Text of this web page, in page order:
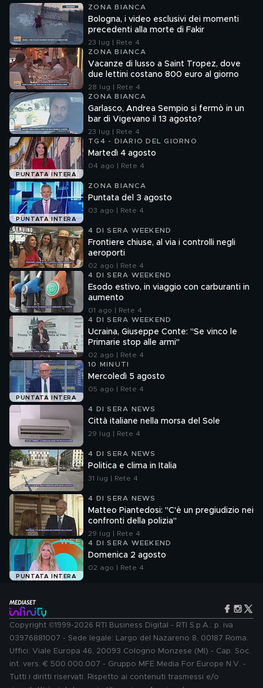
ZONA BIANCA
Bologna, i video esclusivi dei momenti
precedenti alla morte di Fakir
23 lug | Rete 4
ZONA BIANCA
Vacanze di lusso a Saint Tropez, dove
due lettini costano 800 euro al giorno
28 lug | Rete 4
ZONA BIANCA
Garlasco, Andrea Sempio si fermò in un
bar di Vigevano il 13 agosto?
23 lug | Rete 4
PUNTATA INTERA
TG4 - DIARIO DEL GIORNO
Martedì 4 agosto
04 ago | Rete 4
PUNTATA INTERA
ZONA BIANCA
Puntata del 3 agosto
03 ago | Rete 4
4 DI SERA WEEKEND
Frontiere chiuse, al via i controlli negli
aeroporti
02 ago | Rete 4
4 DI SERA WEEKEND
Esodo estivo, in viaggio con carburanti in
aumento
01 ago | Rete 4
4 DI SERA WEEKEND
Ucraina, Giuseppe Conte: "Se vinco le
Primarie stop alle armi"
02 ago | Rete 4
PUNTATA INTERA
10 MINUTI
Mercoledì 5 agosto
05 ago | Rete 4
4 DI SERA NEWS
Città italiane nella morsa del Sole
29 lug | Rete 4
4 DI SERA NEWS
Politica e clima in Italia
31 lug | Rete 4
4 DI SERA NEWS
Matteo Piantedosi: "C'è un pregiudizio nei
confronti della polizia"
29 lug | Rete 4
PUNTATA INTERA
4 DI SERA WEEKEND
Domenica 2 agosto
02 ago | Rete 4
Copyright ©1999-2026 RTI Business Digital - RTI S.p.A.: p. iva
03976881007 - Sede legale: Largo del Nazareno 8, 00187 Roma.
Uffici: Viale Europa 46, 20093 Cologno Monzese (MI) - Cap. Soc.
int. vers. € 500.000.007 - Gruppo MFE Media For Europe N.V. -
Tutti i diritti riservati. Rispetto ai contenuti trasmessi e/o